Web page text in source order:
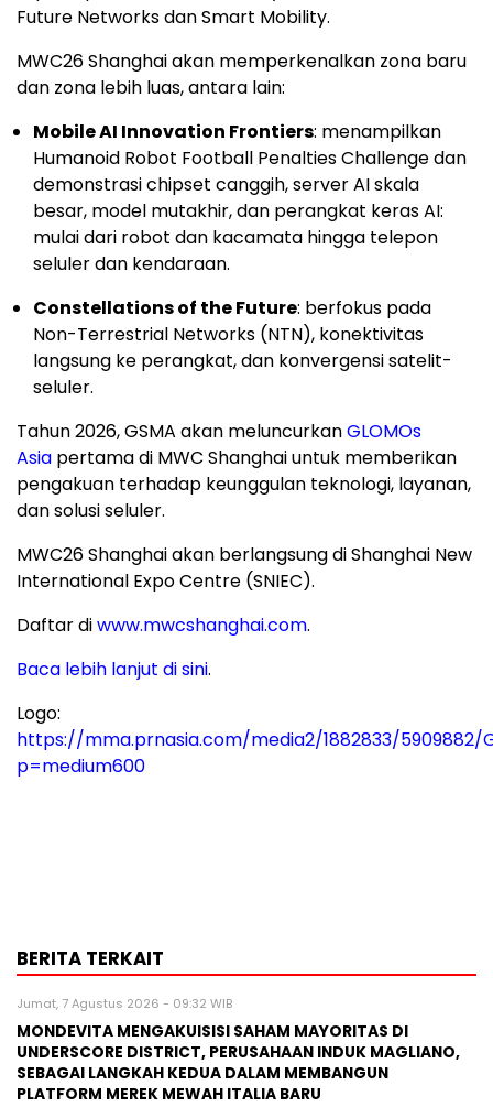
Future Networks dan Smart Mobility.
MWC26 Shanghai akan memperkenalkan zona baru
dan zona lebih luas, antara lain:
Mobile AI Innovation Frontiers: menampilkan
Humanoid Robot Football Penalties Challenge dan
demonstrasi chipset canggih, server AI skala
besar, model mutakhir, dan perangkat keras AI:
mulai dari robot dan kacamata hingga telepon
seluler dan kendaraan.
Constellations of the Future: berfokus pada
Non-Terrestrial Networks (NTN), konektivitas
langsung ke perangkat, dan konvergensi satelit-
seluler.
Tahun 2026, GSMA akan meluncurkanGLOMOs
Asia pertama di MWC Shanghai untuk memberikan
pengakuan terhadap keunggulan teknologi, layanan,
dan solusi seluler.
MWC26 Shanghai akan berlangsung di Shanghai New
International Expo Centre (SNIEC).
Daftar diwww.mwcshanghai.com.
Baca lebih lanjut di sini.
Logo:
https://mma.prnasia.com/media2/1882833/5909882/
p=medium600
BERITA TERKAIT
Jumat, 7 Agustus 2026 - 09:32 WIB
MONDEVITA MENGAKUISISI SAHAM MAYORITAS DI
UNDERSCORE DISTRICT, PERUSAHAAN INDUK MAGLIANO,
SEBAGAI LANGKAH KEDUA DALAM MEMBANGUN
PLATFORM MEREK MEWAH ITALIA BARU